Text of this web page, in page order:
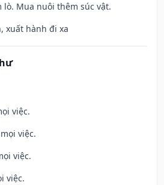
Mua nuôi thêm súc vật.
xuất hành đi xa
việc.
việc.
việc.
việc.